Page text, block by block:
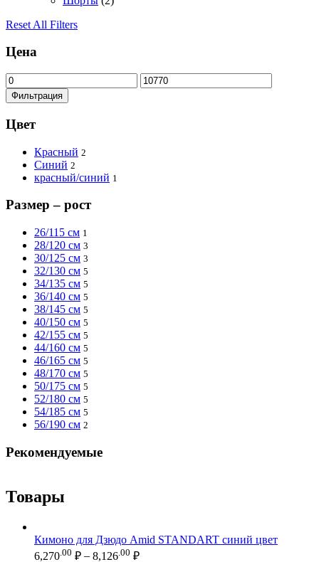
Reset All Filters
Цена
Минимальная
цена
Максимальная
цена
Фильтрация
Цвет
Красный 2
Синий 2
красный/синий 1
Размер – рост
26/115 см 1
28/120 см 3
30/125 см 3
32/130 см 5
34/135 см 5
36/140 см 5
38/145 см 5
40/150 см 5
42/155 см 5
44/160 см 5
46/165 см 5
48/170 см 5
50/175 см 5
52/180 см 5
54/185 см 5
56/190 см 2
Рекомендуемые
Товары
Кимоно для Дзюдо Amid STANDART синий цвет
6,270 .00 ₽ – 8,126 .00 ₽Диапазон